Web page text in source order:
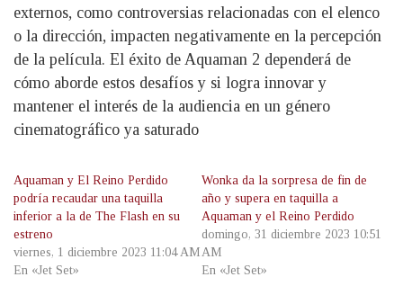
externos, como controversias relacionadas con el elenco
o la dirección, impacten negativamente en la percepción
de la película. El éxito de Aquaman 2 dependerá de
cómo aborde estos desafíos y si logra innovar y
mantener el interés de la audiencia en un género
cinematográfico ya saturado
Aquaman y El Reino Perdido
podría recaudar una taquilla
inferior a la de The Flash en su
estreno
viernes, 1 diciembre 2023 11:04 AM
En «Jet Set»
Wonka da la sorpresa de fin de
año y supera en taquilla a
Aquaman y el Reino Perdido
domingo, 31 diciembre 2023 10:51
AM
En «Jet Set»